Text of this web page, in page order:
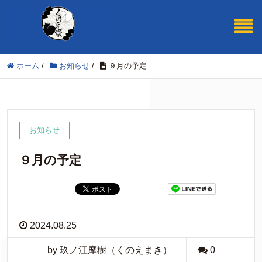
ホーム / お知らせ / ９月の予定
お知らせ
９月の予定
2024.08.25
by 玖ノ江摩樹（くのえまき） 0